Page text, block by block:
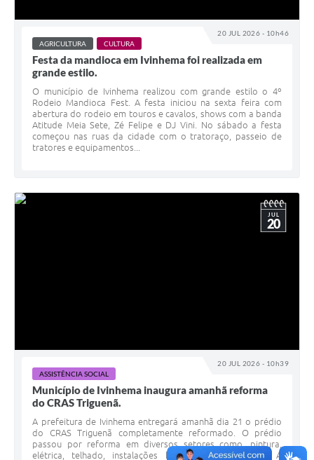
20 JUL 2026 - 10h46
AGRICULTURA CULTURA
Festa da mandioca em Ivinhema foi realizada em
grande estilo.
O município de Ivinhema realizou com grande estilo o 4º
Rodeio Mandioca Fest. A festa iniciou na sexta feira com
abertura do rodeio em touros e cavalos, shows com a banda
Atitude Meia Sete, Zé Felipe e DJ Vini. No sábado a festa
começou nas ruas da cidade com o tratoraço, passeio de
tratores e equipamentos...
20 JUL 2026 - 10h39
JUL
20
ASSISTÊNCIA SOCIAL
Município de Ivinhema inaugura amanhã reforma
do CRAS Triguenã.
A prefeitura de Ivinhema entregará amanhã dia 21 o prédio
do CRAS Triguenã completamente reformado. O prédio
passou por reforma em diversos setores como, pintura,
elétrica, telhado, instalações hidráulicas e sanitárias. A